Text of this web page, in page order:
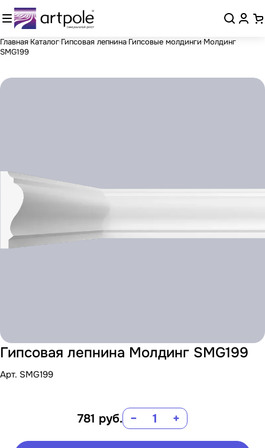
Главная Каталог Гипсовая лепнина Гипсовые молдинги Молдинг
SMG199
Гипсовая лепнина Молдинг SMG199
Арт. SMG199
781 руб. − +